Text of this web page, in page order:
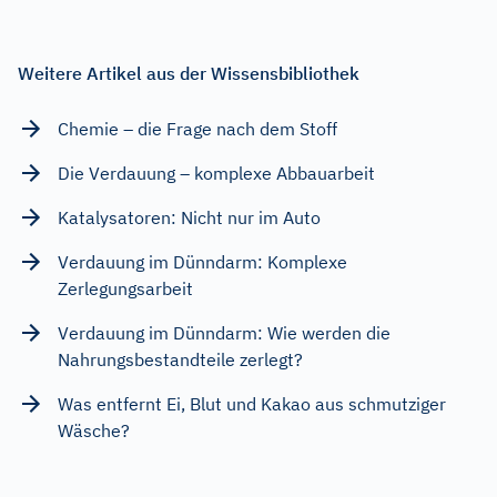
Weitere Artikel aus der Wissensbibliothek
Chemie – die Frage nach dem Stoff
Die Verdauung – komplexe Abbauarbeit
Katalysatoren: Nicht nur im Auto
Verdauung im Dünndarm: Komplexe
Zerlegungsarbeit
Verdauung im Dünndarm: Wie werden die
Nahrungsbestandteile zerlegt?
Was entfernt Ei, Blut und Kakao aus schmutziger
Wäsche?